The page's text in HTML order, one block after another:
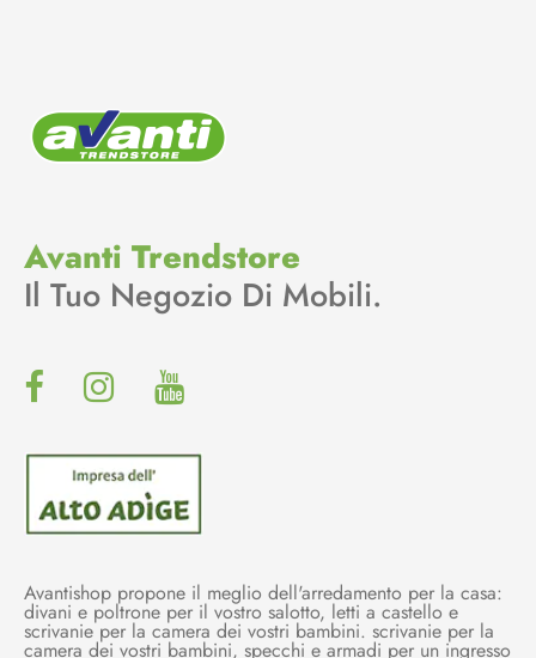
Avanti Trendstore
Il Tuo Negozio Di Mobili.
Avantishop propone il meglio dell'arredamento per la casa:
divani e poltrone per il vostro salotto, letti a castello e
scrivanie per la camera dei vostri bambini. scrivanie per la
camera dei vostri bambini, specchi e armadi per un ingresso